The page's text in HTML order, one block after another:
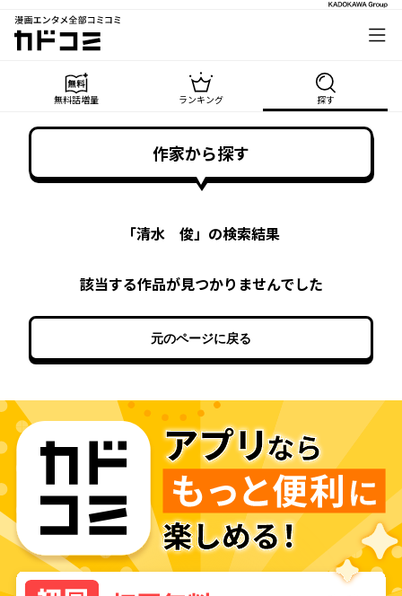
漫画エンタメ全部コミコミ
カドコミ
無料話増量 ランキング 探す
作家から探す
「清水 俊」の検索結果
該当する作品が見つかりませんでした
元のページに戻る